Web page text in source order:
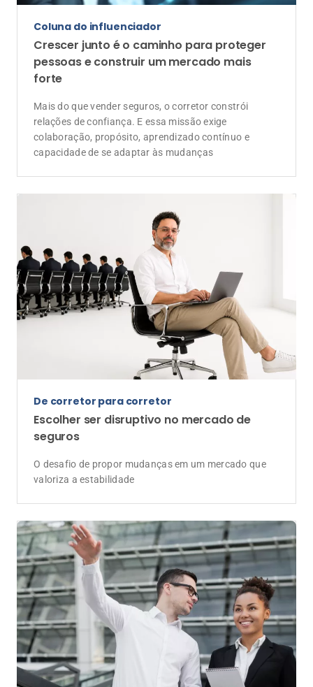
Coluna do influenciador
Crescer junto é o caminho para proteger
pessoas e construir um mercado mais
forte
Mais do que vender seguros, o corretor constrói
relações de confiança. E essa missão exige
colaboração, propósito, aprendizado contínuo e
capacidade de se adaptar às mudanças
De corretor para corretor
Escolher ser disruptivo no mercado de
seguros
O desafio de propor mudanças em um mercado que
valoriza a estabilidade